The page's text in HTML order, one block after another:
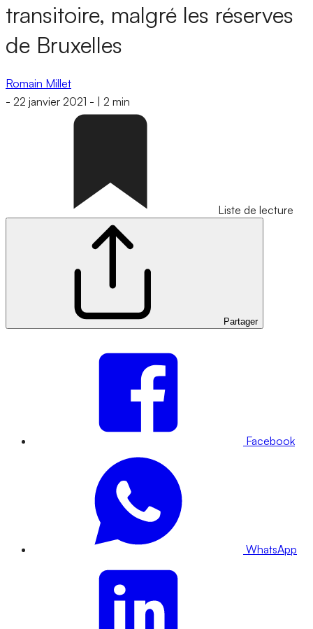
transitoire, malgré les réserves
de Bruxelles
Romain Millet
- 22 janvier 2021 - 2 min
Liste de lecture
Partager
Facebook
WhatsApp